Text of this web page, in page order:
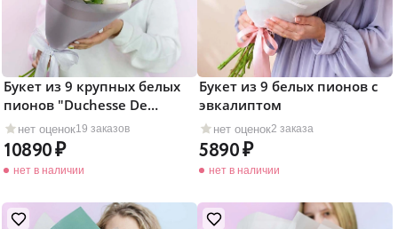
нет оценок19 заказов
Букет из 9 крупных белых
пионов "Duchesse De
Nemours"
10890
нет в наличии
нет оценок2 заказа
Букет из 9 белых пионов с
эвкалиптом
5890
нет в наличии